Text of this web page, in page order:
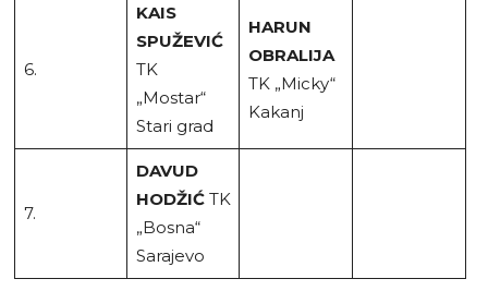
6.
KAIS
SPUŽEVIĆ
TK
„Mostar“
Stari grad
HARUN
OBRALIJA
TK „Micky“
Kakanj
7.
DAVUD
HODŽIĆTK
„Bosna“
Sarajevo